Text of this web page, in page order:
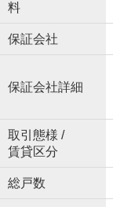
料
保証会社
保証会社詳細
取引態様 /
賃貸区分
総戸数